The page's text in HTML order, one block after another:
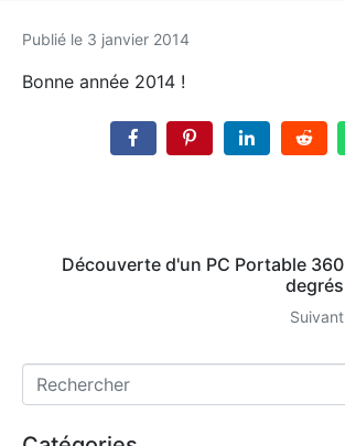
Publié le 3 janvier 2014
Bonne année 2014 !
Découverte d'un PC Portable 360
degrés
Suivant